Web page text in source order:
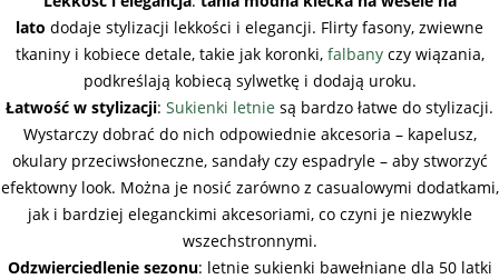
lato dodaje stylizacji lekkości i elegancji. Flirty fasony, zwiewne
tkaniny i kobiece detale, takie jak koronki, falbanyczy wiązania,
podkreślają kobiecą sylwetkę i dodają uroku.
Łatwość w stylizacji: Sukienki letnie są bardzo łatwe do stylizacji.
Wystarczy dobrać do nich odpowiednie akcesoria – kapelusz,
okulary przeciwsłoneczne, sandały czy espadryle – aby stworzyć
efektowny look. Można je nosić zarówno z casualowymi dodatkami,
jak i bardziej eleganckimi akcesoriami, co czyni je niezwykle
wszechstronnymi.
Odzwierciedlenie sezonu: letnie sukienki bawełniane dla 50 latki